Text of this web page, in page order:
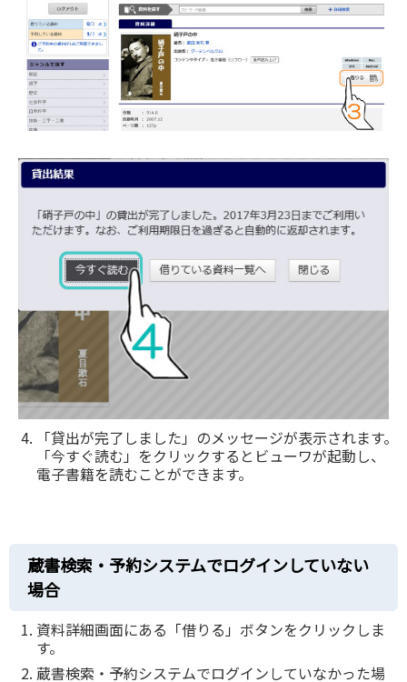
「貸出が完了しました」のメッセージが表示されます。
「今すぐ読む」をクリックするとビューワが起動し、
電子書籍を読むことができます。
蔵書検索・予約システムでログインしていない
場合
資料詳細画面にある「借りる」ボタンをクリックしま
す。
蔵書検索・予約システムでログインしていなかった場